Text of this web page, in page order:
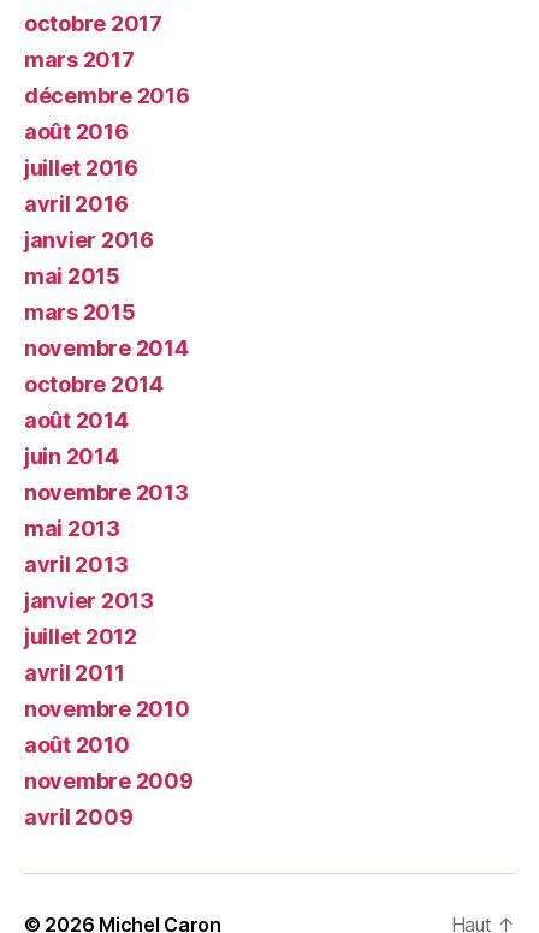
octobre 2017
mars 2017
décembre 2016
août 2016
juillet 2016
avril 2016
janvier 2016
mai 2015
mars 2015
novembre 2014
octobre 2014
août 2014
juin 2014
novembre 2013
mai 2013
avril 2013
janvier 2013
juillet 2012
avril 2011
novembre 2010
août 2010
novembre 2009
avril 2009
© 2026 Michel Caron Haut ↑